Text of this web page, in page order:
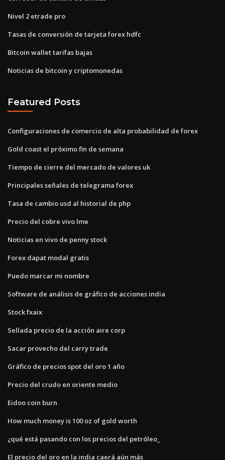
Nivel 2 etrade pro
Tasas de conversión de tarjeta forex hdfc
Bitcoin wallet tarifas bajas
Noticias de bitcoin y criptomonedas
Featured Posts
Configuraciones de comercio de alta probabilidad de forex
Gold coast el próximo fin de semana
Tiempo de cierre del mercado de valores uk
Principales señales de telegrama forex
Tasa de cambio usd al historial de php
Precio del cobre vivo lme
Noticias en vivo de penny stock
Forex dapat modal gratis
Puedo marcar mi nombre
Software de análisis de gráfico de acciones india
Stock fxaix
Sellada precio de la acción aire corp
Sacar provecho del carry trade
Gráfico de precios spot del oro 1 año
Precio del crudo en oriente medio
Eidoo coin burn
How much money is 100 oz of gold worth
¿qué está pasando con los precios del petróleo_
El precio del oro en la india caerá aún más